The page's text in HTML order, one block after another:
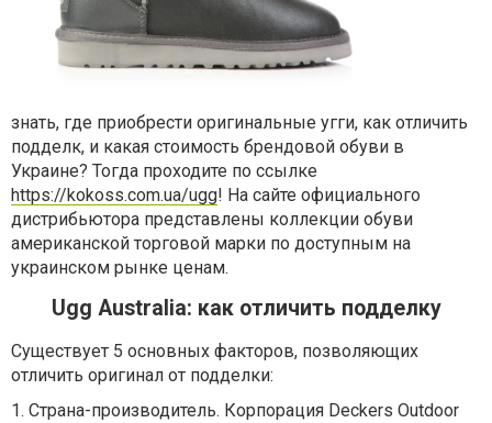
знать, где приобрести оригинальные угги, как отличить
подделк, и какая стоимость брендовой обуви в
Украине? Тогда проходите по ссылке
https://kokoss.com.ua/ugg! На сайте официального
дистрибьютора представлены коллекции обуви
американской торговой марки по доступным на
украинском рынке ценам.
Ugg Australia: как отличить подделку
Существует 5 основных факторов, позволяющих
отличить оригинал от подделки:
1. Страна-производитель. Корпорация Deckers Outdoor